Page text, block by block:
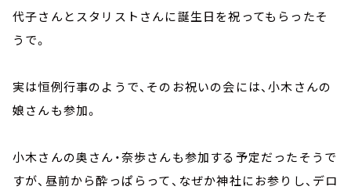
代子さんとスタリストさんに誕生日を祝ってもらったそ
うで。
実は恒例行事のようで、そのお祝いの会には、小木さんの
娘さんも参加。
小木さんの奥さん・奈歩さんも参加する予定だったそうで
すが、昼前から酔っぱらって、なぜか神社にお参りし、デロ